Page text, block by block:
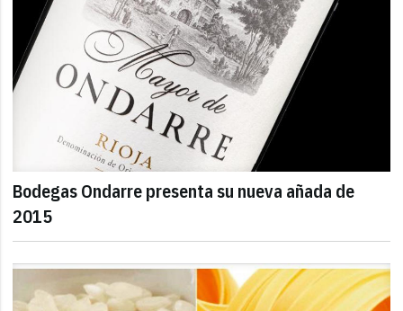
Bodegas Ondarre presenta su nueva añada de
2015